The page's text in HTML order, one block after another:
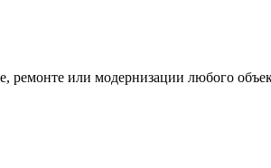
ремонте или модернизации любого